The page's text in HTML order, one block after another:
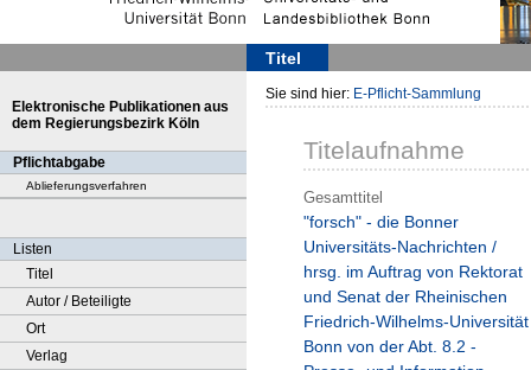
Titel
Elektronische Publikationen aus
dem Regierungsbezirk Köln
Pflichtabgabe
Ablieferungsverfahren
Listen
Titel
Autor / Beteiligte
Ort
Verlag
Sie sind hier: E-Pflicht-Sammlung
Titelaufnahme
Gesamttitel
"forsch" - die Bonner
Universitäts-Nachrichten /
hrsg. im Auftrag von Rektorat
und Senat der Rheinischen
Friedrich-Wilhelms-Universität
Bonn von der Abt. 8.2 -